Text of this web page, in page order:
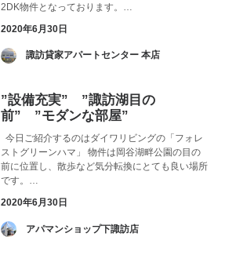
2DK物件となっております。…
2020年6月30日
­ 諏訪貸家アパートセンター 本店
”設備充実” ”諏訪湖目の
前” ”モダンな部屋”
今日ご紹介するのはダイワリビングの「フォレ
ストグリーンハマ」 物件は岡谷湖畔公園の目の
前に位置し、散歩など気分転換にとても良い場所
です。…
2020年6月30日
­ アパマンショップ下諏訪店